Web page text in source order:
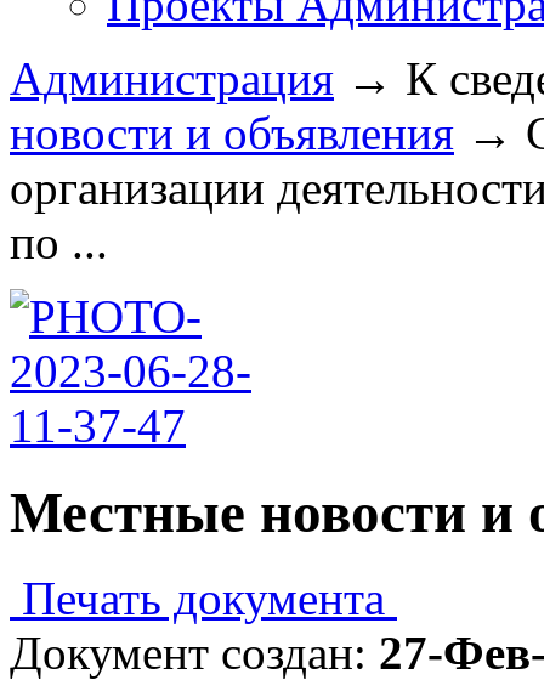
Администрация → К
новости и объявления →
организации
по ...
Местные новости и
Печать документа
Документ создан: 27-